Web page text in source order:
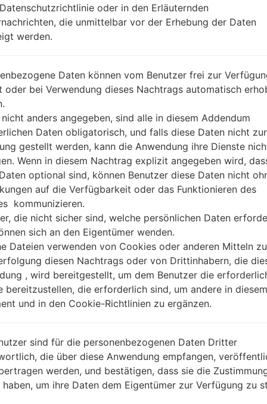
oder in den Erläuternden
die unmittelbar vor der Erhebung der Daten
werden.
Daten können vom Benutzer frei zur
oder bei Verwendung dieses Nachtrags automatisch
anders angegeben, sind alle in diesem Addendum
Daten obligatorisch, und falls diese Daten nicht zur
gestellt werden, kann die Anwendung ihre Dienste
Wenn in diesem Nachtrag explizit angegeben wird,
optional sind, können Benutzer diese Daten nicht
auf die Verfügbarkeit oder das Funktionieren des
kommunizieren.
die nicht sicher sind, welche persönlichen Daten
sich an den Eigentümer wenden.
Dateien verwenden von Cookies oder anderen Mitteln
diesen Nachtrags oder von Drittinhabern, die
, wird bereitgestellt, um dem Benutzer die
bereitzustellen, die erforderlich sind, um andere in diesem
und in den Cookie-Richtlinien zu ergänzen.
sind für die personenbezogenen Daten Dritter
die über diese Anwendung empfangen,
werden, und bestätigen, dass sie die
um ihre Daten dem Eigentümer zur Verfügung zu